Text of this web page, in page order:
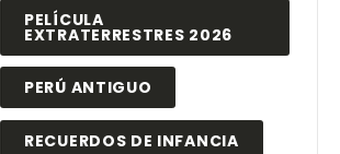
PELÍCULA
EXTRATERRESTRES 2026
PERÚ ANTIGUO
RECUERDOS DE INFANCIA